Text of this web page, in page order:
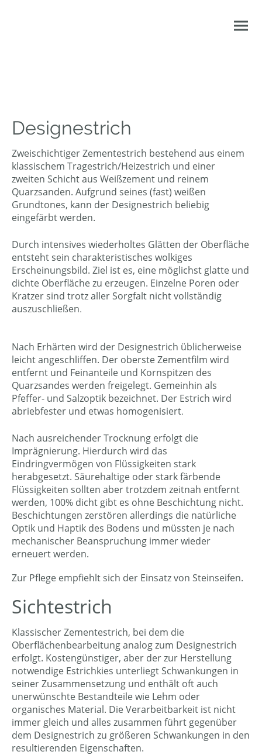
Designestrich
Zweischichtiger Zementestrich bestehend aus einem
klassischem Tragestrich/Heizestrich und einer
zweiten Schicht aus Weißzement und reinem
Quarzsanden. Aufgrund seines (fast) weißen
Grundtones, kann der Designestrich beliebig
eingefärbt werden.
Durch intensives wiederholtes Glätten der Oberfläche
entsteht sein charakteristisches wolkiges
Erscheinungsbild. Ziel ist es, eine möglichst glatte und
dichte Oberfläche zu erzeugen. Einzelne Poren oder
Kratzer sind trotz aller Sorgfalt nicht vollständig
auszuschließen.
Nach Erhärten wird der Designestrich üblicherweise
leicht angeschliffen. Der oberste Zementfilm wird
entfernt und Feinanteile und Kornspitzen des
Quarzsandes werden freigelegt. Gemeinhin als
Pfeffer- und Salzoptik bezeichnet. Der Estrich wird
abriebfester und etwas homogenisiert.
Nach ausreichender Trocknung erfolgt die
Imprägnierung. Hierdurch wird das
Eindringvermögen von Flüssigkeiten stark
herabgesetzt. Säurehaltige oder stark färbende
Flüssigkeiten sollten aber trotzdem zeitnah entfernt
werden, 100% dicht gibt es ohne Beschichtung nicht.
Beschichtungen zerstören allerdings die natürliche
Optik und Haptik des Bodens und müssten je nach
mechanischer Beanspruchung immer wieder
erneuert werden.
Zur Pflege empfiehlt sich der Einsatz von Steinseifen.
Sichtestrich
Klassischer Zementestrich, bei dem die
Oberflächenbearbeitung analog zum Designestrich
erfolgt. Kostengünstiger, aber der zur Herstellung
notwendige Estrichkies unterliegt Schwankungen in
seiner Zusammensetzung und enthält oft auch
unerwünschte Bestandteile wie Lehm oder
organisches Material. Die Verarbeitbarkeit ist nicht
immer gleich und alles zusammen führt gegenüber
dem Designestrich zu größeren Schwankungen in den
resultierenden Eigenschaften.